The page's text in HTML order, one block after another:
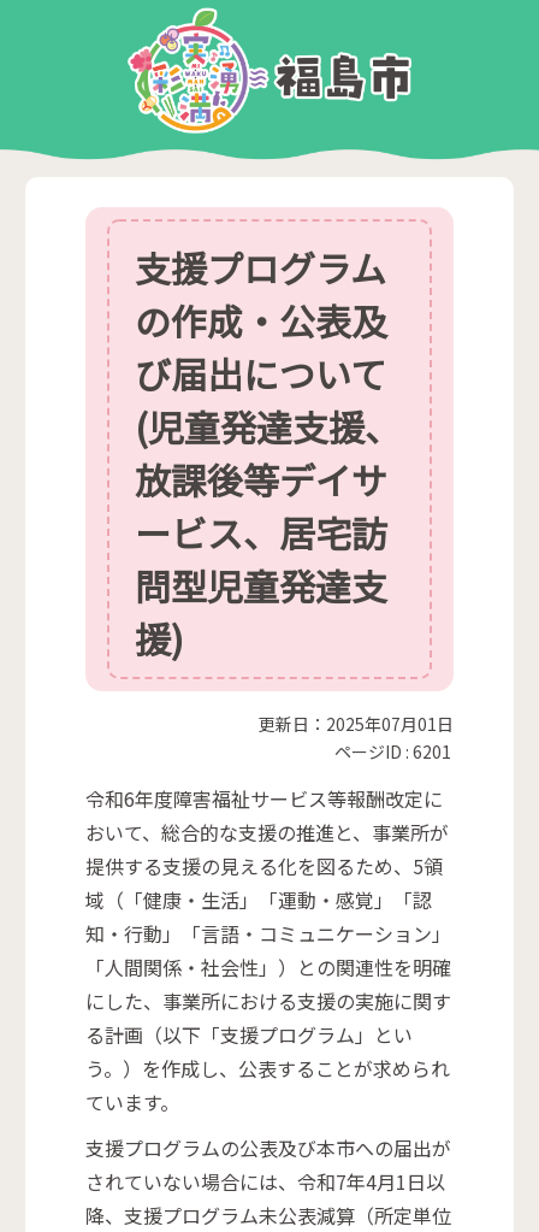
支援プログラム
の作成・公表及
び届出について
(児童発達支援、
放課後等デイサ
ービス、居宅訪
問型児童発達支
援)
更新日：2025年07月01日
ページID :6201
令和6年度障害福祉サービス等報酬改定に
おいて、総合的な支援の推進と、事業所が
提供する支援の見える化を図るため、5領
域（「健康・生活」「運動・感覚」「認
知・行動」「言語・コミュニケーション」
「人間関係・社会性」）との関連性を明確
にした、事業所における支援の実施に関す
る計画（以下「支援プログラム」とい
う。）を作成し、公表することが求められ
ています。
支援プログラムの公表及び本市への届出が
されていない場合には、令和7年4月1日以
降、支援プログラム未公表減算（所定単位